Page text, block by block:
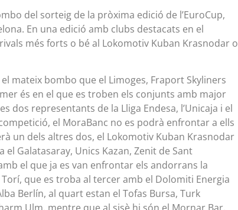
del sorteig de la pròxima edició de l’EuroCup,
En una edició amb clubs destacats en el
més forts o bé al Lokomotiv Kuban Krasnodar o
mateix bombo que el Limoges, Fraport Skyliners
és en el que es troben els conjunts amb major
dos representants de la Lliga Endesa, l’Unicaja i el
el MoraBanc no es podrà enfrontar a ells
un dels altres dos, el Lokomotiv Kuban Krasnodar
el Galatasaray, Unics Kazan, Zenit de Sant
el que ja es van enfrontar els andorrans la
que es troba al tercer amb el Dolomiti Energia
Berlín, al quart estan el Tofas Bursa, Turk